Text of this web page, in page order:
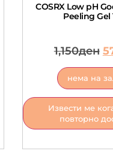
COSRX Low pH
Peeling Gel
1,150ден
нема на
Извести ме
повторно